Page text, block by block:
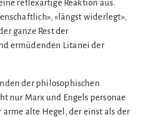
reflexartige Reaktion aus.
«längst widerlegt»,
ganze Rest der
ermüdenden Litanei der
der philosophischen
nur Marx und Engels personae
arme alte Hegel, der einst als der